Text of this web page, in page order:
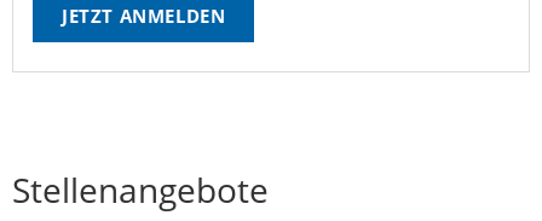
JETZT ANMELDEN
Stellenangebote